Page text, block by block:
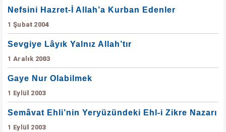
Nefsini Hazret-İ Allah’a Kurban Edenler
1 Şubat 2004
Sevgiye Lâyık Yalnız Allah’tır
1 Aralık 2003
Gaye Nur Olabilmek
1 Eylül 2003
Semâvat Ehli’nin Yeryüzündeki Ehl-i Zikre Nazarı
1 Eylül 2003